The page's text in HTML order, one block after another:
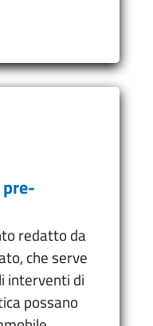
redatto da
che serve
interventi di
possano